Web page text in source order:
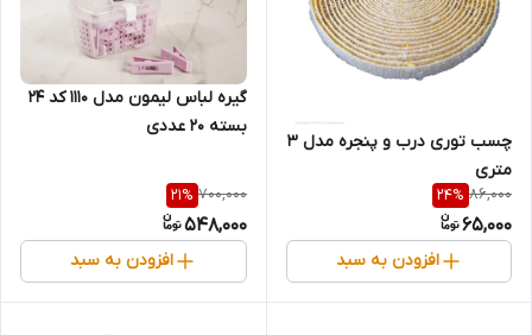
چسب توری درب و پنجره مدل ۳
متری
86,000
24%
65,000
افزودن به سبد
گیره لباس لیمون مدل 1110 کد 24
بسته 20 عددی
700,000
21%
548,000
افزودن به سبد